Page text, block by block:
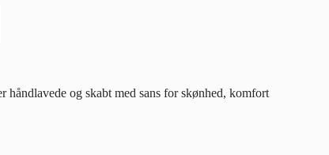
håndlavede og skabt med sans for skønhed, komfort